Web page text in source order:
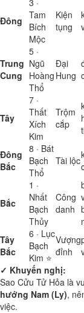
Đông
3 ·
Tam
Bích
Mộc
Kiện
tụng
Trung
Cung
5 ·
Ngũ
Hoàng
Thổ
Đại
Hung
Tây
7 ·
Thất
Xích
Kim
Trộm
cắp
Đông
Bắc
8 · Bát
Bạch
Thổ
Tài lộc
Bắc
1 ·
Nhất
Bạch
Thủy
Công
danh
Tây
Bắc
6 · Lục
Bạch
Kim ⭐
Vượng
đỉnh
✓ Khuyến nghị:
Sao Cửu Tử Hỏa là
hướng Nam (Ly),
việc.